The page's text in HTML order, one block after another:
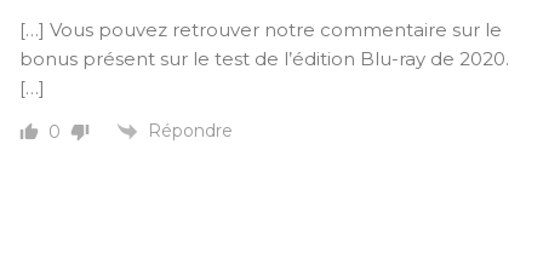
[…] Vous pouvez retrouver notre commentaire sur le
bonus présent sur le test de l’édition Blu-ray de 2020.
[…]
0 Répondre